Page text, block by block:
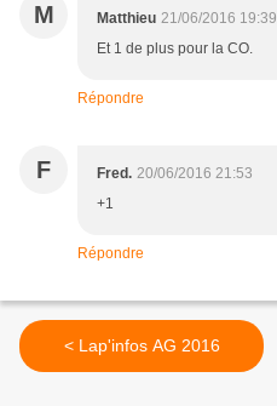
M Matthieu 21/06/2016 19:39
Et 1 de plus pour la CO.
Répondre
F Fred. 20/06/2016 21:53
+1
Répondre
< Lap'infos AG 2016